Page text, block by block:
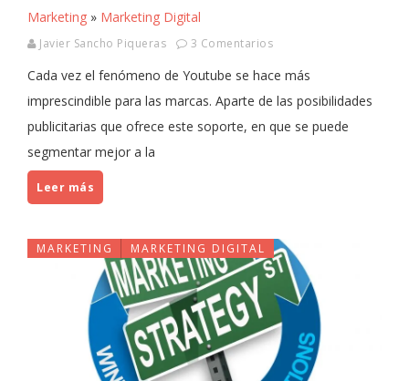
Marketing » Marketing Digital
Javier Sancho Piqueras 3 Comentarios
Cada vez el fenómeno de Youtube se hace más
imprescindible para las marcas. Aparte de las posibilidades
publicitarias que ofrece este soporte, en que se puede
segmentar mejor a la
Leer más
MARKETING MARKETING DIGITAL